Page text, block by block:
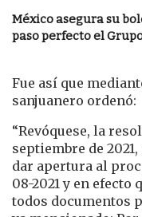
México asegura su
paso perfecto el
Fue así que
sanjuanero ordenó:
“Revóquese, la
septiembre de
dar apertura al
08-2021 y en efecto
todos documentos